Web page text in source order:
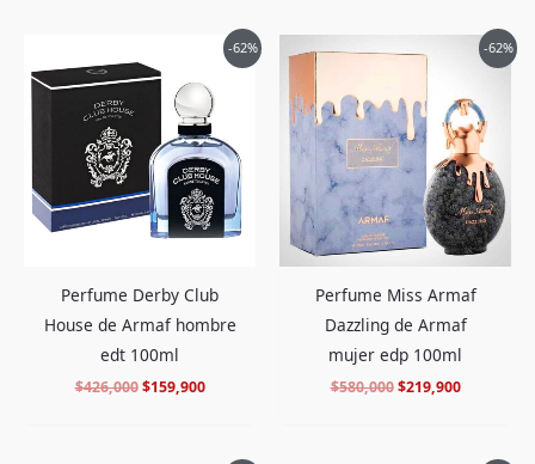
-62%
Perfume Derby Club
House de Armaf hombre
edt 100ml
$426,000
precio
original
$426,000.
$159,900
precio
actual
es:
$159,900.
-62%
Perfume Miss Armaf
Dazzling de Armaf
mujer edp 100ml
$580,000
precio
era:
$580,000.
$219,900
precio
es:
$219,900.